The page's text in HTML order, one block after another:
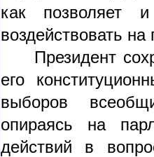
как позволяет
воздействовать
Президент
его
выборов
опираясь на
действий в